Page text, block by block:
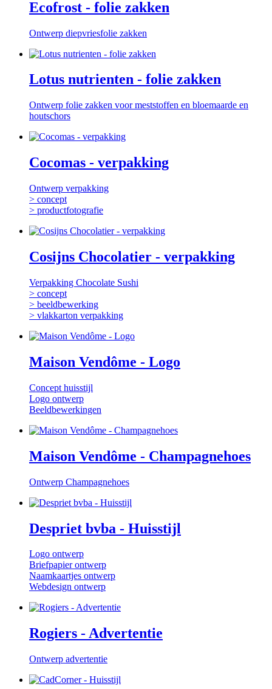
Ecofrost - folie zakken
Ontwerp diepvriesfolie zakken
Lotus nutrienten - folie zakken
Ontwerp folie zakken voor meststoffen en bloemaarde en
houtschors
Cocomas - verpakking
Ontwerp verpakking
> concept
> productfotografie
Cosijns Chocolatier - verpakking
Verpakking Chocolate Sushi
> concept
> beeldbewerking
> vlakkarton verpakking
Maison Vendôme - Logo
Concept huisstijl
Logo ontwerp
Beeldbewerkingen
Maison Vendôme - Champagnehoes
Ontwerp Champagnehoes
Despriet bvba - Huisstijl
Logo ontwerp
Briefpapier ontwerp
Naamkaartjes ontwerp
Webdesign ontwerp
Rogiers - Advertentie
Ontwerp advertentie